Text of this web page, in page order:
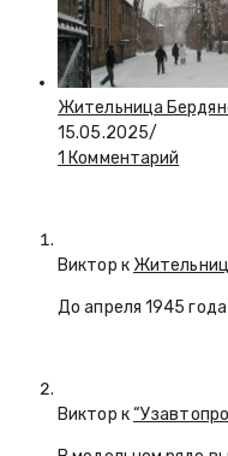
Жительница
15.05.2025/
1 Комментарий
Виктор к
До апреля 1945
Виктор к